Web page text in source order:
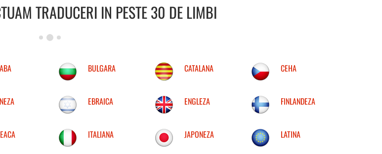
TRADUCERI IN PESTE 30 DE LIMBI
BULGARA CATALANA CEHA
EBRAICA ENGLEZA FINLANDEZA
ITALIANA JAPONEZA LATINA